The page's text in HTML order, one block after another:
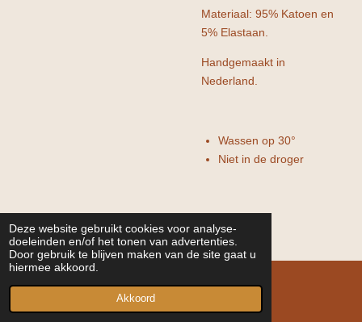
Deze website gebruikt cookies voor analyse-
doeleinden en/of het tonen van advertenties.
Door gebruik te blijven maken van de site gaat u
hiermee akkoord.
Akkoord
Materiaal: 95% Katoen en
5% Elastaan.
Handgemaakt in
Nederland.
Wassen op 30°
Niet in de droger
JouwWeb